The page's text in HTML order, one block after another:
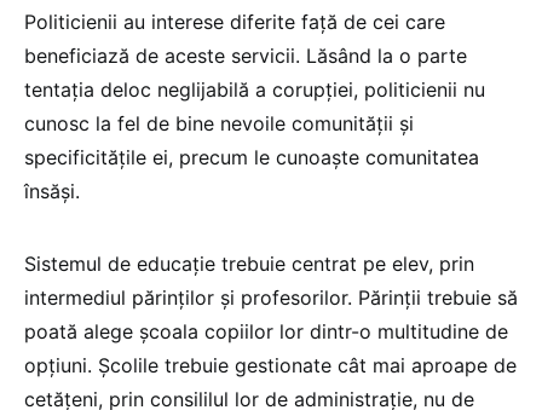
Politicienii au interese diferite față de cei care
beneficiază de aceste servicii. Lăsând la o parte
tentația deloc neglijabilă a corupției, politicienii nu
cunosc la fel de bine nevoile comunității și
specificitățile ei, precum le cunoaște comunitatea
însăși.
Sistemul de educație trebuie centrat pe elev, prin
intermediul părinților și profesorilor. Părinții trebuie să
poată alege școala copiilor lor dintr-o multitudine de
opțiuni. Școlile trebuie gestionate cât mai aproape de
cetățeni, prin consililul lor de administrație, nu de